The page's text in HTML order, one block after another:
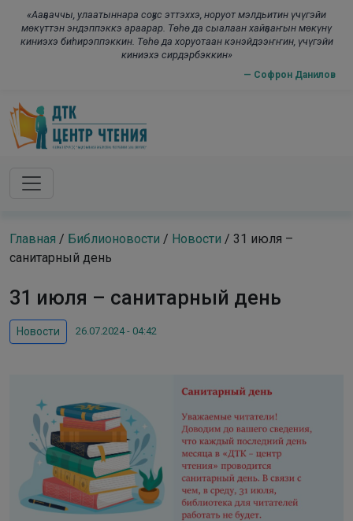
«Ааҕааччы, улаатыннара соҕус эттэххэ, норуот мэлдьитин үчүгэйи
мөкүттэн эндэппэккэ араарар. Төһө да сыалаан хайҕааҥын мөкүнү
киниэхэ биһирэппэккин. Төһө да хоруотаан кэнэйдээҥҥин, үчүгэйи
киниэхэ сирдэрбэккин»
— Софрон Данилов
Skip to main content
Главная / Библионовости / Новости / 31 июля –
санитарный день
31 июля – санитарный день
Новости 26.07.2024 - 04:42